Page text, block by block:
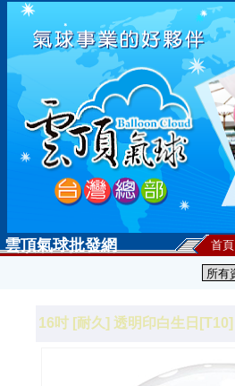
雲頂氣球批發網 首頁
16吋 [耐久] 透明印白生日[T10]